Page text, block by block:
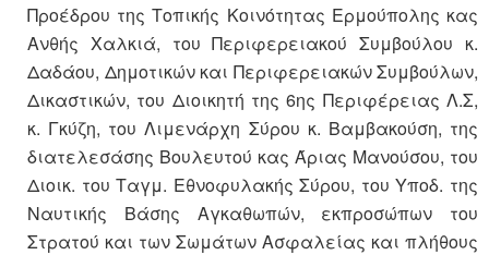
Προέδρου της Τοπικής Κοινότητας Ερμούπολης κας
Ανθής Χαλκιά, του Περιφερειακού Συμβούλου κ.
Δαδάου, Δημοτικών και Περιφερειακών Συμβούλων,
Δικαστικών, του Διοικητή της 6ης Περιφέρειας Λ.Σ,
κ. Γκύζη, του Λιμενάρχη Σύρου κ. Βαμβακούση, της
διατελεσάσης Βουλευτού κας Άριας Μανούσου, του
Διοικ. του Ταγμ. Εθνοφυλακής Σύρου, του Υποδ. της
Ναυτικής Βάσης Αγκαθωπών, εκπροσώπων του
Στρατού και των Σωμάτων Ασφαλείας και πλήθους